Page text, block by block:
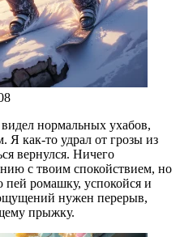
нормальных ухабов,
Я как-то удрал от грозы из
вернулся. Ничего
с твоим спокойствием, но
пей ромашку, успокойся и
нужен перерыв,
прыжку.